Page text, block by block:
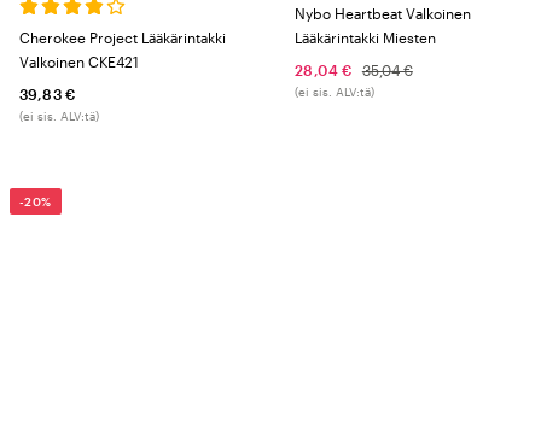
Cherokee Project Lääkärintakki
Valkoinen CKE421
39,83 €
(ei sis. ALV:tä)
Nybo Heartbeat Valkoinen
Lääkärintakki Miesten
28,04 €
35,04 €
(ei sis. ALV:tä)
-20%